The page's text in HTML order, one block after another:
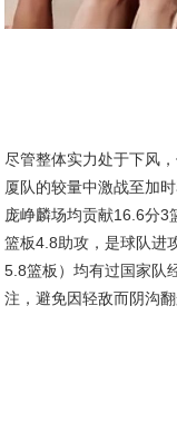
尽管整体实力处于下风
厦队的较量中激战至加
庞峥麟场均贡献16.6分
篮板4.8助攻，是球队进
5.8篮板）均有过国家队
注，避免因轻敌而阴沟